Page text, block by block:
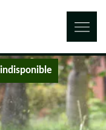
indisponible